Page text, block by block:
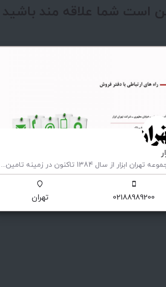
است شما علاقه مند باشید
مجموعه تهران ابزار از سال 1384 تاکنون در زمینه تامین تمامی تجهیزات مورد نیاز صنایع پیشران ، کارگاه ها…
،‌داخلی و ............
02188989200 تهران